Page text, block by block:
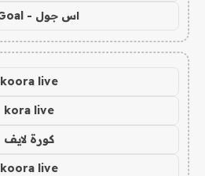
اس جول - AS Goal
koora live
kora live
كورة لايف
koora live